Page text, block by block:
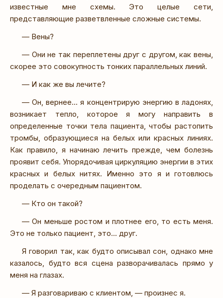
известные мне схемы. Это целые сети,
представляющие разветвленные сложные системы.
— Вены?
— Они не так переплетены друг с другом, как вены,
скорее это совокупность тонких параллельных линий.
— И как же вы лечите?
— Он, вернее... я концентрирую энергию в ладонях,
возникает тепло, которое я могу направить в
определенные точки тела пациента, чтобы растопить
тромбы, образующиеся на белых или красных линиях.
Как правило, я начинаю лечить прежде, чем болезнь
проявит себя. Упорядочивая циркуляцию энергии в этих
красных и белых нитях. Именно это я и готовлюсь
проделать с очередным пациентом.
— Кто он такой?
— Он меньше ростом и плотнее его, то есть меня.
Это не только пациент, это... друг.
Я говорил так, как будто описывал сон, однако мне
казалось, будто вся сцена разворачивалась прямо у
меня на глазах.
— Я разговариваю с клиентом, — произнес я.